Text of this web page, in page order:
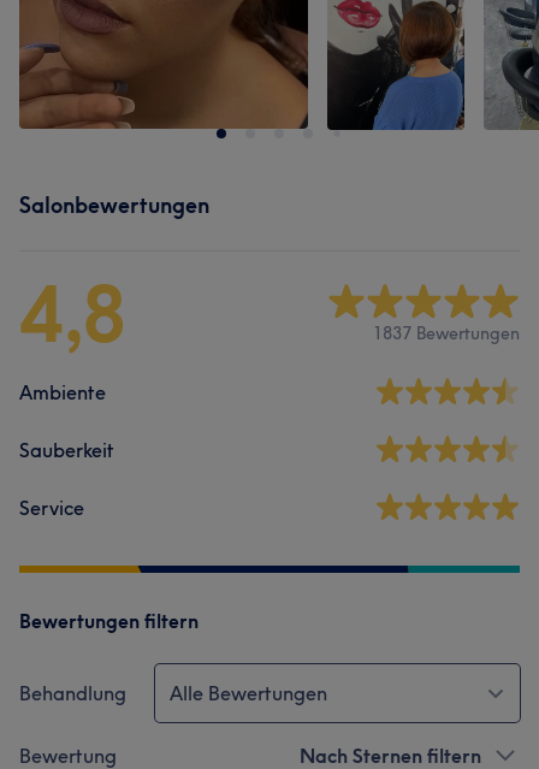
Salonbewertungen
4,8 1837 Bewertungen
Ambiente
Sauberkeit
Service
Bewertungen filtern
Behandlung Alle Bewertungen
Bewertung Nach Sternen filtern